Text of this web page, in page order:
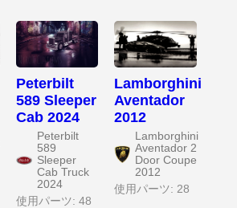
Peterbilt
589 Sleeper
Cab 2024
Peterbilt
589
Sleeper
Cab Truck
2024
使用パーツ: 48
Lamborghini
Aventador
2012
Lamborghini
Aventador 2
Door Coupe
2012
使用パーツ: 28